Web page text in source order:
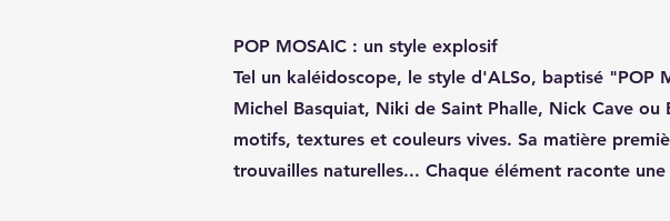
POP MOSAIC : un style explosif
Tel un kaléidoscope, le style d'ALSo, baptisé "POP
Michel Basquiat, Niki de Saint Phalle, Nick Cave
motifs, textures et couleurs vives. Sa matière
trouvailles naturelles... Chaque élément raconte